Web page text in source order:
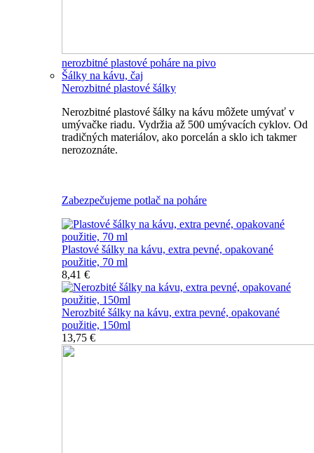
nerozbitné plastové poháre na pivo
Šálky na kávu, čaj
Nerozbitné plastové šálky
Nerozbitné plastové šálky na kávu môžete umývať v
umývačke riadu. Vydržia až 500 umývacích cyklov. Od
tradičných materiálov, ako porcelán a sklo ich takmer
nerozoznáte.
Zabezpečujeme potlač na poháre
Plastové šálky na kávu, extra pevné, opakované
použitie, 70 ml
8,41 €
Nerozbité šálky na kávu, extra pevné, opakované
použitie, 150ml
13,75 €